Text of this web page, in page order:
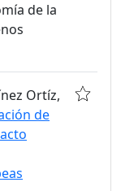
de la
Ortíz,
de